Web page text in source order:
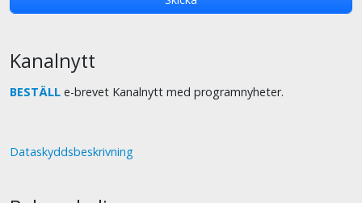
Kanalnytt
BESTÄLL e-brevet Kanalnytt med programnyheter.
Dataskyddsbeskrivning